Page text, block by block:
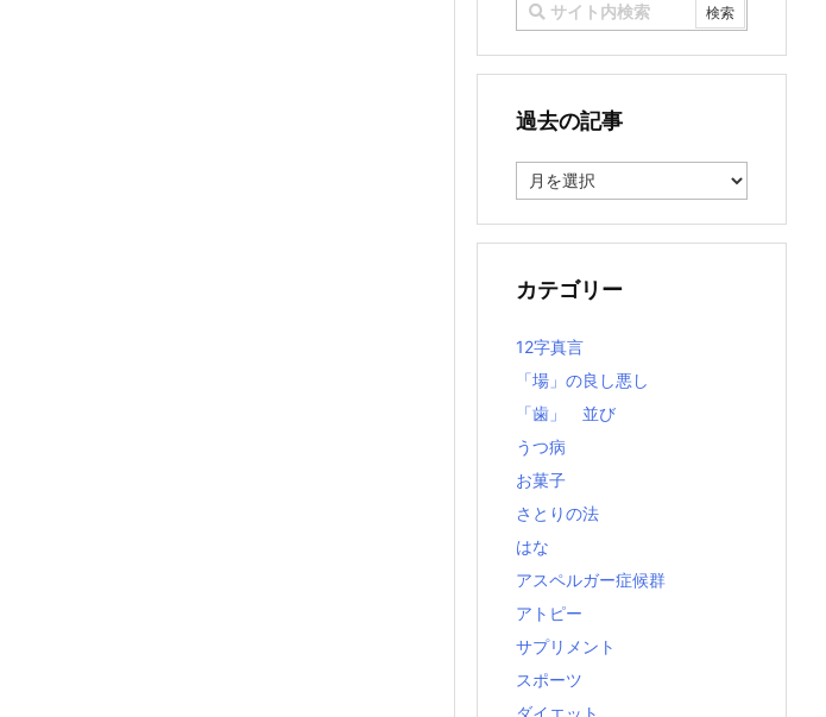
過去の記事
去
記
カテゴリー
12字真言
「場」の良し悪し
「歯」 並び
うつ病
お菓子
さとりの法
はな
アスペルガー症候群
アトピー
サプリメント
スポーツ
ダイエット